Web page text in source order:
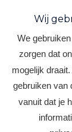
Wij
We
zorgen dat
mogelijk
gebruiken van
vanuit dat je